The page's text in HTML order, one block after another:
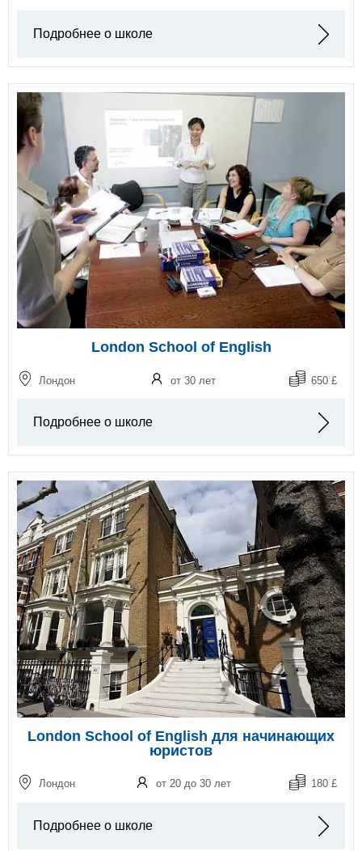
Подробнее о школе
London School of English
Лондон от 30 лет 650 £
Подробнее о школе
London School of English для начинающих
юристов
Лондон от 20 до 30 лет 180 £
Подробнее о школе